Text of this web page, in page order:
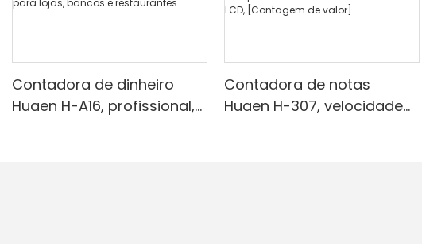
Contadora de dinheiro
Huaen H-A16, profissional,
Contadora de notas
Huaen H-307, velocidade